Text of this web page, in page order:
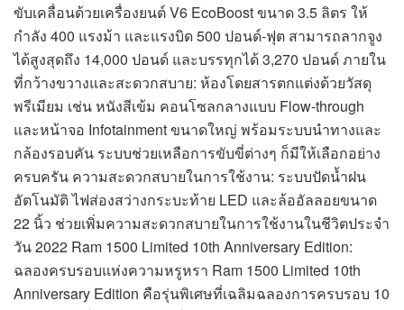
ขับเคลื่อนด้วยเครื่องยนต์ V6 EcoBoost ขนาด 3.5 ลิตร ให้
กำลัง 400 แรงม้า และแรงบิด 500 ปอนด์-ฟุต สามารถลากจูง
ได้สูงสุดถึง 14,000 ปอนด์ และบรรทุกได้ 3,270 ปอนด์ ภายใน
ที่กว้างขวางและสะดวกสบาย: ห้องโดยสารตกแต่งด้วยวัสดุ
พรีเมียม เช่น หนังสีเข้ม คอนโซลกลางแบบ Flow-through
และหน้าจอ Infotainment ขนาดใหญ่ พร้อมระบบนำทางและ
กล้องรอบคัน ระบบช่วยเหลือการขับขี่ต่างๆ ก็มีให้เลือกอย่าง
ครบครัน ความสะดวกสบายในการใช้งาน: ระบบปัดน้ำฝน
อัตโนมัติ ไฟส่องสว่างกระบะท้าย LED และล้ออัลลอยขนาด
22 นิ้ว ช่วยเพิ่มความสะดวกสบายในการใช้งานในชีวิตประจำ
วัน 2022 Ram 1500 Limited 10th Anniversary Edition:
ฉลองครบรอบแห่งความหรูหรา Ram 1500 Limited 10th
Anniversary Edition คือรุ่นพิเศษที่เฉลิมฉลองการครบรอบ 10